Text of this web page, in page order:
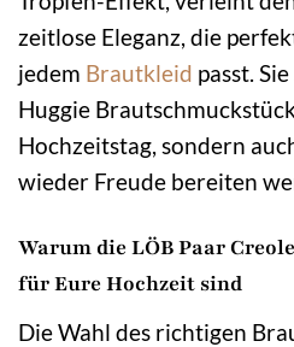
zeitlose Eleganz, die
jedem Brautkleid passt.
Huggie
Hochzeitstag, sondern
wieder Freude bereiten
Warum die LÖB Paar
für Eure Hochzeit sind
Die Wahl des richtigen